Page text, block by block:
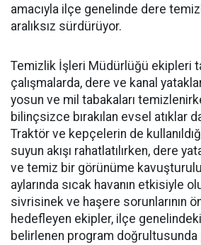
amacıyla ilçe genelinde dere
aralıksız sürdürüyor.
Temizlik İşleri Müdürlüğü ekipleri
çalışmalarda, dere ve kanal
yosun ve mil tabakaları
bilinçsizce bırakılan evsel atıklar
Traktör ve kepçelerin de
suyun akışı rahatlatılırken, dere
ve temiz bir görünüme
aylarında sıcak havanın etkisiyle
sivrisinek ve haşere sorunlarının
hedefleyen ekipler, ilçe
belirlenen program